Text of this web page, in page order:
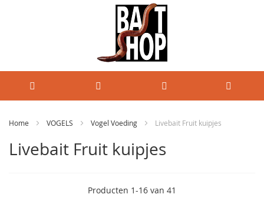
Home VOGELS Vogel Voeding Livebait Fruit kuipjes
Livebait Fruit kuipjes
Producten 1-16 van 41